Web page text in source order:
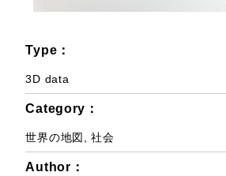
Type：
3D data
Category：
世界の地図 ,社会
Author：